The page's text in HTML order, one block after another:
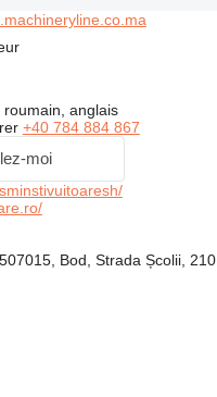
roumain, anglais
+40 784 884 867
moi
Bod, Strada Școlii, 210